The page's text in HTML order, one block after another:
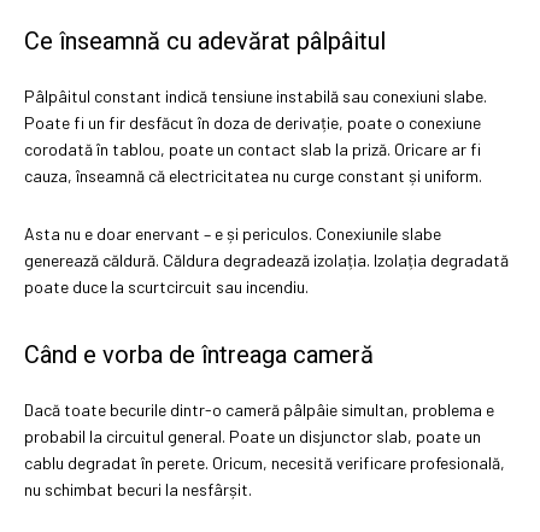
Ce înseamnă cu adevărat pâlpâitul
Pâlpâitul constant indică tensiune instabilă sau conexiuni slabe.
Poate fi un fir desfăcut în doza de derivație, poate o conexiune
corodată în tablou, poate un contact slab la priză. Oricare ar fi
cauza, înseamnă că electricitatea nu curge constant și uniform.
Asta nu e doar enervant – e și periculos. Conexiunile slabe
generează căldură. Căldura degradează izolația. Izolația degradată
poate duce la scurtcircuit sau incendiu.
Când e vorba de întreaga cameră
Dacă toate becurile dintr-o cameră pâlpâie simultan, problema e
probabil la circuitul general. Poate un disjunctor slab, poate un
cablu degradat în perete. Oricum, necesită verificare profesională,
nu schimbat becuri la nesfârșit.